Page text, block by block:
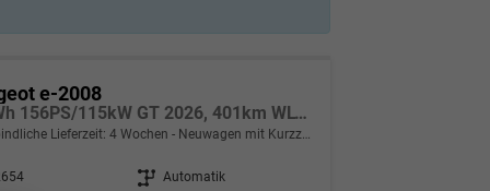
e-2008
54kWh 156PS/115kW GT 2026, 401km WLTP | +17" ALU +360-Grad&RFK +Wärmepumpe +Adaptiver Tempomat +Apple CarPlay +SHZ +FULL-LED-Scheinwerfer +Getönte Scheiben
Lieferzeit:4 Wochen Neuwagen mit Kurzzeitzulassung
Getriebe Automatik